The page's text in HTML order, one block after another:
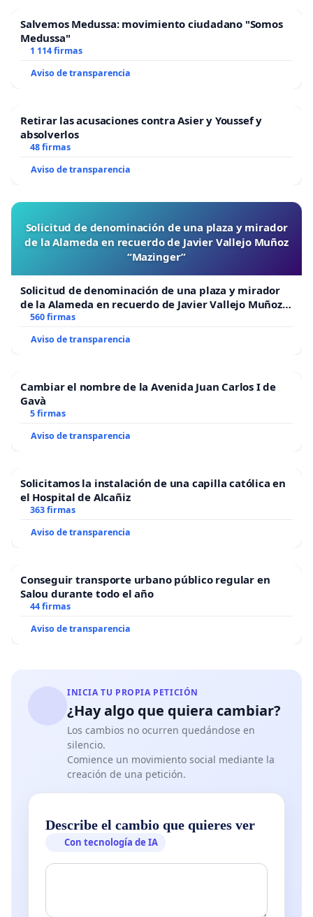
Salvemos Medussa: movimiento ciudadano "Somos
Medussa"
1 114 firmas
Aviso de transparencia
Retirar las acusaciones contra Asier y Youssef y
absolverlos
48 firmas
Aviso de transparencia
Solicitud de denominación de una plaza y mirador
de la Alameda en recuerdo de Javier Vallejo Muñoz
“Mazinger”
Solicitud de denominación de una plaza y mirador
de la Alameda en recuerdo de Javier Vallejo Muñoz
“Mazinger”
560 firmas
Aviso de transparencia
Cambiar el nombre de la Avenida Juan Carlos I de
Gavà
5 firmas
Aviso de transparencia
Solicitamos la instalación de una capilla católica en
el Hospital de Alcañiz
363 firmas
Aviso de transparencia
Conseguir transporte urbano público regular en
Salou durante todo el año
44 firmas
Aviso de transparencia
INICIA TU PROPIA PETICIÓN
¿Hay algo que quiera cambiar?
Los cambios no ocurren quedándose en
silencio.
Comience un movimiento social mediante la
creación de una petición.
Describe el cambio que quieres ver
Con tecnología de IA